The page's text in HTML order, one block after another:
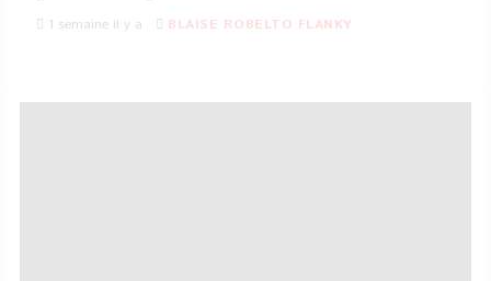
1 semaine il y a BLAISE ROBELTO FLANKY